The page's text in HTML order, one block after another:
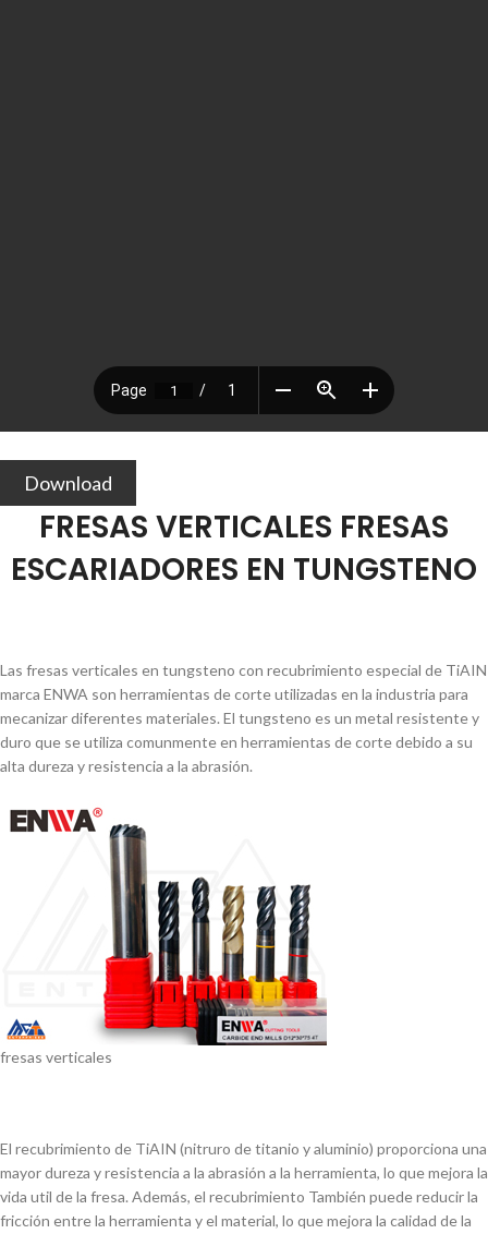
Download
FRESAS VERTICALES FRESAS
ESCARIADORES EN TUNGSTENO
Las fresas verticales en tungsteno con recubrimiento especial de TiAIN
marca ENWA son herramientas de corte utilizadas en la industria para
mecanizar diferentes materiales. El tungsteno es un metal resistente y
duro que se utiliza comunmente en herramientas de corte debido a su
alta dureza y resistencia a la abrasión.
fresas verticales
El recubrimiento de TiAIN (nitruro de titanio y aluminio) proporciona una
mayor dureza y resistencia a la abrasión a la herramienta, lo que mejora la
vida util de la fresa. Además, el recubrimiento También puede reducir la
fricción entre la herramienta y el material, lo que mejora la calidad de la